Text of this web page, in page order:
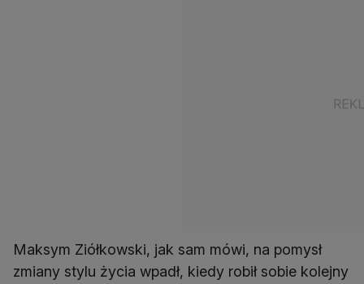
Maksym Ziółkowski, jak sam mówi, na pomysł
zmiany stylu życia wpadł, kiedy robił sobie kolejny